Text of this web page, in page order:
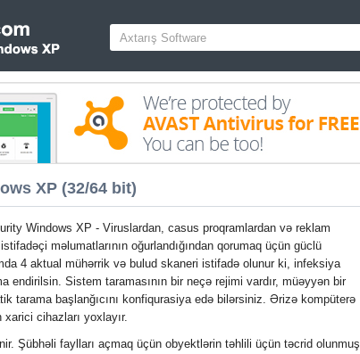
XP (32/64 bit)
Windows XP - Viruslardan, casus proqramlardan və reklam
məlumatlarının oğurlandığından qorumaq üçün güclü
4 aktual mühərrik və bulud skaneri istifadə olunur ki, infeksiya
endirilsin. Sistem taramasının bir neçə rejimi vardır, müəyyən bir
tarama başlanğıcını konfiqurasiya edə bilərsiniz. Ərizə kompüterə
cihazları yoxlayır.
Şübhəli faylları açmaq üçün obyektlərin təhlili üçün təcrid olunmuş